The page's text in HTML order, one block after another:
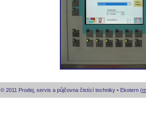
© 2011 Prodej, servis a půjčovna čistící techniky • Ekotern (